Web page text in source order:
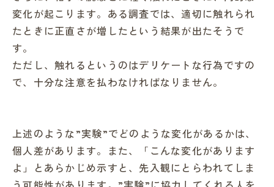
変化が起こります。ある調査では、適切に触れられ
たときに正直さが増したという結果が出たそうで
す。
ただし、触れるというのはデリケートな行為ですの
で、十分な注意を払わなければなりません。
上述のような”実験”でどのような変化があるかは、
個人差があります。また、「こんな変化があります
よ」とあらかじめ示すと、先入観にとらわれてしま